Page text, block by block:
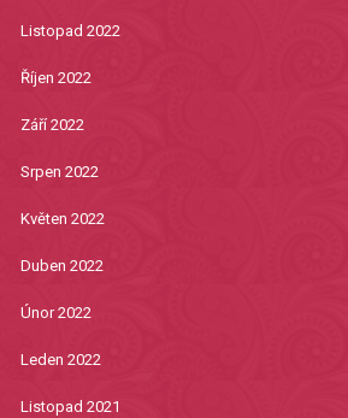
Listopad 2022
Říjen 2022
Září 2022
Srpen 2022
Květen 2022
Duben 2022
Únor 2022
Leden 2022
Listopad 2021